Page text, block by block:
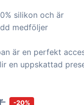
silikon och är
medföljer
är en perfekt
en uppskattad
-20%